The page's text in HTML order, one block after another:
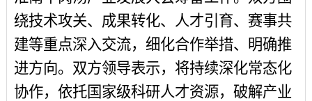
绕技术攻关、成果转化、人才引育、赛事共
建等重点深入交流，细化合作举措、明确推
进方向。双方领导表示，将持续深化常态化
协作，依托国家级科研人才资源，破解产业